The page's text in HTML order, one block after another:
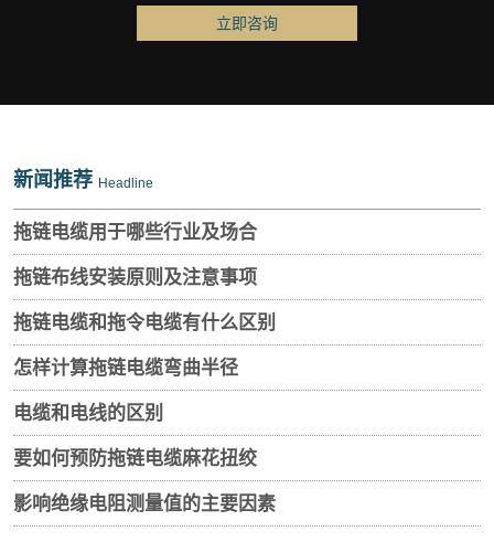
立即咨询
新闻推荐 Headline
拖链电缆用于哪些行业及场合
拖链布线安装原则及注意事项
拖链电缆和拖令电缆有什么区别
怎样计算拖链电缆弯曲半径
电缆和电线的区别
要如何预防拖链电缆麻花扭绞
影响绝缘电阻测量值的主要因素